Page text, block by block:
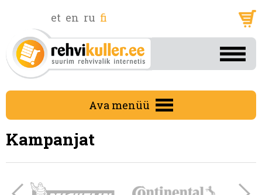
et en ru fi
Ava menüü
Kampanjat